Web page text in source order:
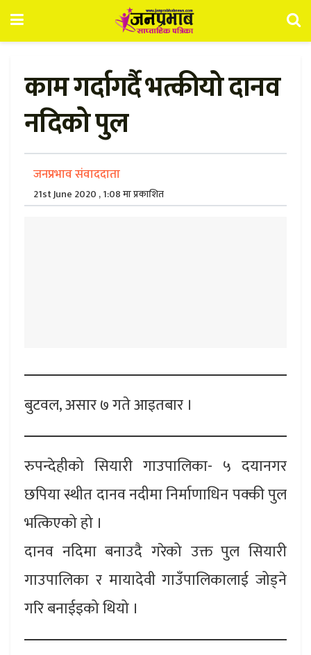
काम गर्दागर्दै भत्कीयो दानव
नदिको पुल
जनप्रभाव संवाददाता
21st June 2020 , 1:08 मा प्रकाशित
बुटवल, असार ७ गते आइतबार ।
रुपन्देहीको सियारी गाउपालिका- ५ दयानगर
छपिया स्थीत दानव नदीमा निर्माणाधिन पक्की पुल
भत्किएको हो ।
दानव नदिमा बनाउदै गरेको उक्त पुल सियारी
गाउपालिका र मायादेवी गाउँपालिकालाई जोड्ने
गरि बनाईइको थियो ।